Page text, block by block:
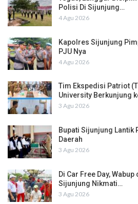
Polisi Di Sijunjung…
4 Agu 2026
Kapolres Sijunjung
PJU Nya
4 Agu 2026
Tim Ekspedisi Patriot
University Berkunjung
3 Agu 2026
Bupati Sijunjung Lantik
Daerah
3 Agu 2026
Di Car Free Day,
Sijunjung Nikmati…
3 Agu 2026